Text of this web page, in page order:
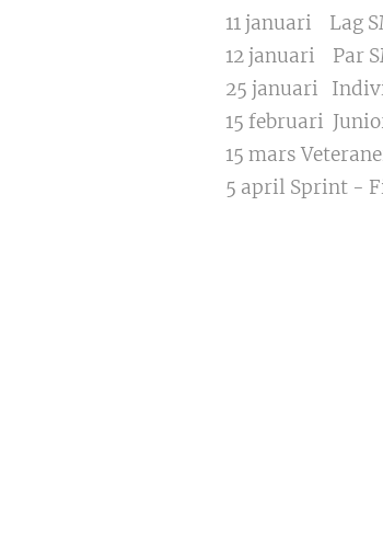
11 januari Lag
12 januari Par
25 januari
15 februari
15 mars
5 april Sprint -